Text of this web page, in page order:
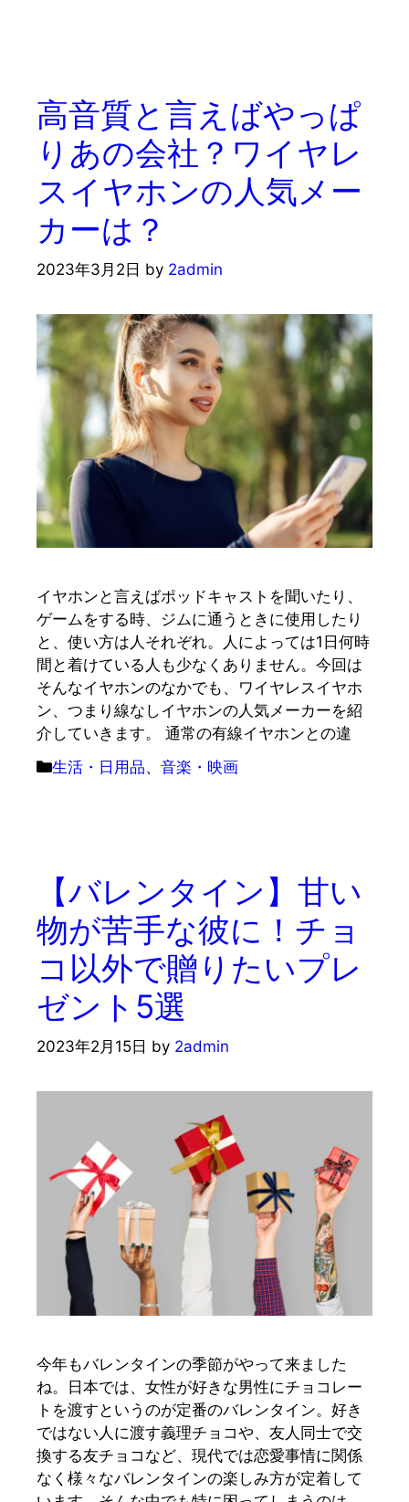
高音質と言えばやっぱ
りあの会社？ワイヤレ
スイヤホンの人気メー
カーは？
2023年3月2日 by 2admin
イヤホンと言えばポッドキャストを聞いたり、
ゲームをする時、ジムに通うときに使用したり
と、使い方は人それぞれ。人によっては1日何時
間と着けている人も少なくありません。今回は
そんなイヤホンのなかでも、ワイヤレスイヤホ
ン、つまり線なしイヤホンの人気メーカーを紹
介していきます。 通常の有線イヤホンとの違
カ
生活・日用品、 音楽・映画
【バレンタイン】甘い
物が苦手な彼に！チョ
コ以外で贈りたいプレ
ゼント5選
2023年2月15日 by 2admin
今年もバレンタインの季節がやって来ました
ね。日本では、女性が好きな男性にチョコレー
トを渡すというのが定番のバレンタイン。好き
ではない人に渡す義理チョコや、友人同士で交
換する友チョコなど、現代では恋愛事情に関係
なく様々なバレンタインの楽しみ方が定着して